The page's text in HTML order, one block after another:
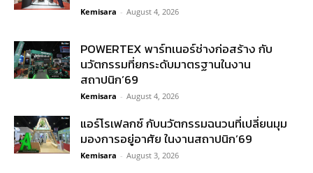
Kemisara - August 4, 2026
POWERTEX พาร์ทเนอร์ช่างก่อสร้าง กับ
นวัตกรรมที่ยกระดับมาตรฐานในงาน
สถาปนิก’69
Kemisara - August 4, 2026
แอร์โรเฟลกซ์ กับนวัตกรรมฉนวนที่เปลี่ยนมุม
มองการอยู่อาศัย ในงานสถาปนิก’69
Kemisara - August 3, 2026